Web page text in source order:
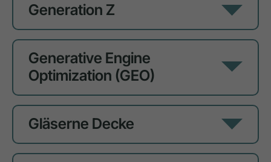
Generation Z
Generative Engine
Optimization (GEO)
Gläserne Decke